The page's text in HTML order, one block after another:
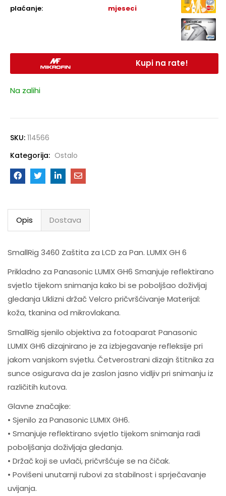
plaćanje:
mjeseci
Kupi na rate!
Na zalihi
SKU: 114566
Kategorija: Ostalo
Opis Dostava
SmallRig 3460 Zaštita za LCD za Pan. LUMIX GH 6
Prikladno za Panasonic LUMIX GH6 Smanjuje reflektirano
svjetlo tijekom snimanja kako bi se poboljšao doživljaj
gledanja Uklizni držač Velcro pričvršćivanje Materijal:
koža, tkanina od mikrovlakana.
SmallRig sjenilo objektiva za fotoaparat Panasonic
LUMIX GH6 dizajnirano je za izbjegavanje refleksije pri
jakom vanjskom svjetlu. Četverostrani dizajn štitnika za
sunce osigurava da je zaslon jasno vidljiv pri snimanju iz
različitih kutova.
Glavne značajke:
• Sjenilo za Panasonic LUMIX GH6.
• Smanjuje reflektirano svjetlo tijekom snimanja radi
poboljšanja doživljaja gledanja.
• Držač koji se uvlači, pričvršćuje se na čičak.
• Povišeni unutarnji rubovi za stabilnost i sprječavanje
uvijanja.